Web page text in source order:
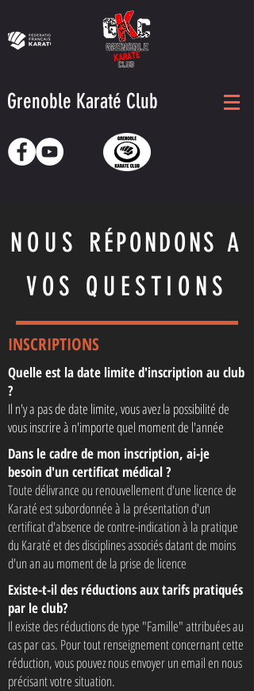
Grenoble Karaté Club
NOUS RÉPONDONS A
VOS QUESTIONS
INSCRIPTIONS
Quelle est la date limite d'inscription au club
?
Il n'y a pas de date limite, vous avez la possibilité de
vous inscrire à n'importe quel moment de l'année
Dans le cadre de mon inscription, ai-je
besoin d'un certificat médical ?
Toute délivrance ou renouvellement d'une licence de
Karaté est subordonnée à la présentation d'un
certificat d'absence de contre-indication à la pratique
du Karaté et des disciplines associés datant de moins
d'un an au moment de la prise de licence
Existe-t-il des réductions aux tarifs pratiqués
par le club?
Il existe des réductions de type "Famille" attribuées au
cas par cas. Pour tout renseignement concernant cette
réduction, vous pouvez nous envoyer un email en nous
précisant votre situation.​